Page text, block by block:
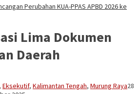
Perubahan KUA-PPAS APBD 2026 ke
Lima Dokumen
Daerah
, Eksekutif, Kalimantan Tengah, Murung Raya28